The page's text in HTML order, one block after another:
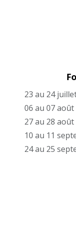
23 au 24
06 au 07 août
27 au 28 août
10 au 11
24 au 25